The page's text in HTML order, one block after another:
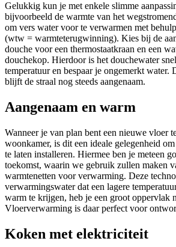
Gelukkig kun je met enkele slimme
bijvoorbeeld de warmte van het
om vers water voor te verwarmen met
(wtw = warmteterugwinning). Kies bij de
douche voor een thermostaatkraan en een
douchekop. Hierdoor is het douchewater
temperatuur en bespaar je ongemerkt
blijft de straal nog steeds aangenaam.
Aangenaam en warm
Wanneer je van plan bent een nieuwe vloer
woonkamer, is dit een ideale gelegenheid
te laten installeren. Hiermee ben je meteen
toekomst, waarin we gebruik zullen maken
warmtenetten voor verwarming. Deze
verwarmingswater dat een lagere
warm te krijgen, heb je een groot oppervlak
Vloerverwarming is daar perfect voor
Koken met elektriciteit